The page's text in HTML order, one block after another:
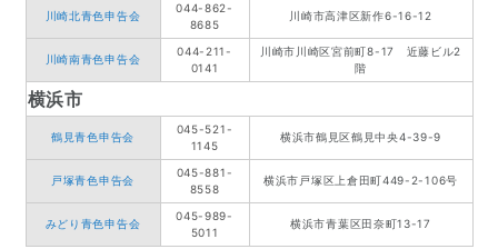
川崎北青色申告会
044-862-
8685
川崎市高津区新作6-16-12
川崎南青色申告会
044-211-
0141
川崎市川崎区宮前町8-17 近藤ビル2
階
横浜市
鶴見青色申告会
045-521-
1145
横浜市鶴見区鶴見中央4-39-9
戸塚青色申告会
045-881-
8558
横浜市戸塚区上倉田町449-2-106号
みどり青色申告会
045-989-
5011
横浜市青葉区田奈町13-17